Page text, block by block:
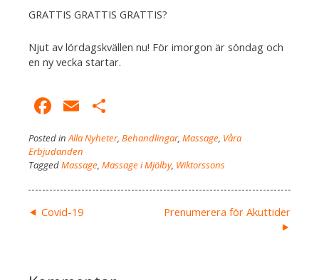
GRATTIS GRATTIS GRATTIS?
Njut av lördagskvällen nu! För imorgon är söndag och
en ny vecka startar.
Facebook
Email
Posted inAlla Nyheter, Behandlingar, Massage, Våra
Erbjudanden
TaggedMassage, Massage i Mjölby, Wiktorssons
Inläggsnavigering
Covid-19 Prenumerera för Akuttider